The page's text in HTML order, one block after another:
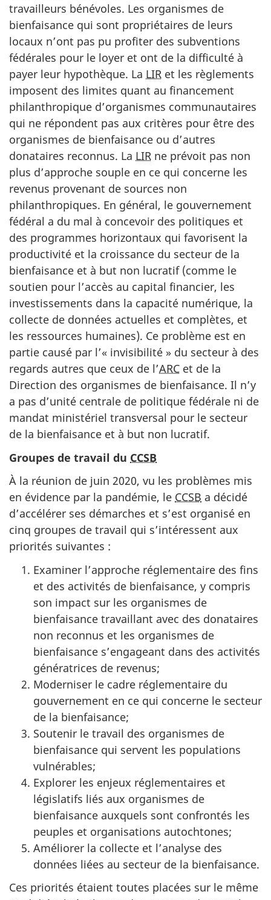
travailleurs bénévoles. Les organismes de
bienfaisance qui sont propriétaires de leurs
locaux n’ont pas pu profiter des subventions
fédérales pour le loyer et ont de la difficulté à
payer leur hypothèque. La LIR et les règlements
imposent des limites quant au financement
philanthropique d’organismes communautaires
qui ne répondent pas aux critères pour être des
organismes de bienfaisance ou d’autres
donataires reconnus. La LIR ne prévoit pas non
plus d’approche souple en ce qui concerne les
revenus provenant de sources non
philanthropiques. En général, le gouvernement
fédéral a du mal à concevoir des politiques et
des programmes horizontaux qui favorisent la
productivité et la croissance du secteur de la
bienfaisance et à but non lucratif (comme le
soutien pour l’accès au capital financier, les
investissements dans la capacité numérique, la
collecte de données actuelles et complètes, et
les ressources humaines). Ce problème est en
partie causé par l’« invisibilité » du secteur à des
regards autres que ceux de l’ARC et de la
Direction des organismes de bienfaisance. Il n’y
a pas d’unité centrale de politique fédérale ni de
mandat ministériel transversal pour le secteur
de la bienfaisance et à but non lucratif.
Groupes de travail du CCSB
À la réunion de juin 2020, vu les problèmes mis
en évidence par la pandémie, le CCSB a décidé
d’accélérer ses démarches et s’est organisé en
cinq groupes de travail qui s’intéressent aux
priorités suivantes :
Examiner l’approche réglementaire des fins
et des activités de bienfaisance, y compris
son impact sur les organismes de
bienfaisance travaillant avec des donataires
non reconnus et les organismes de
bienfaisance s’engageant dans des activités
génératrices de revenus;
Moderniser le cadre réglementaire du
gouvernement en ce qui concerne le secteur
de la bienfaisance;
Soutenir le travail des organismes de
bienfaisance qui servent les populations
vulnérables;
Explorer les enjeux réglementaires et
législatifs liés aux organismes de
bienfaisance auxquels sont confrontés les
peuples et organisations autochtones;
Améliorer la collecte et l’analyse des
données liées au secteur de la bienfaisance.
Ces priorités étaient toutes placées sur le même